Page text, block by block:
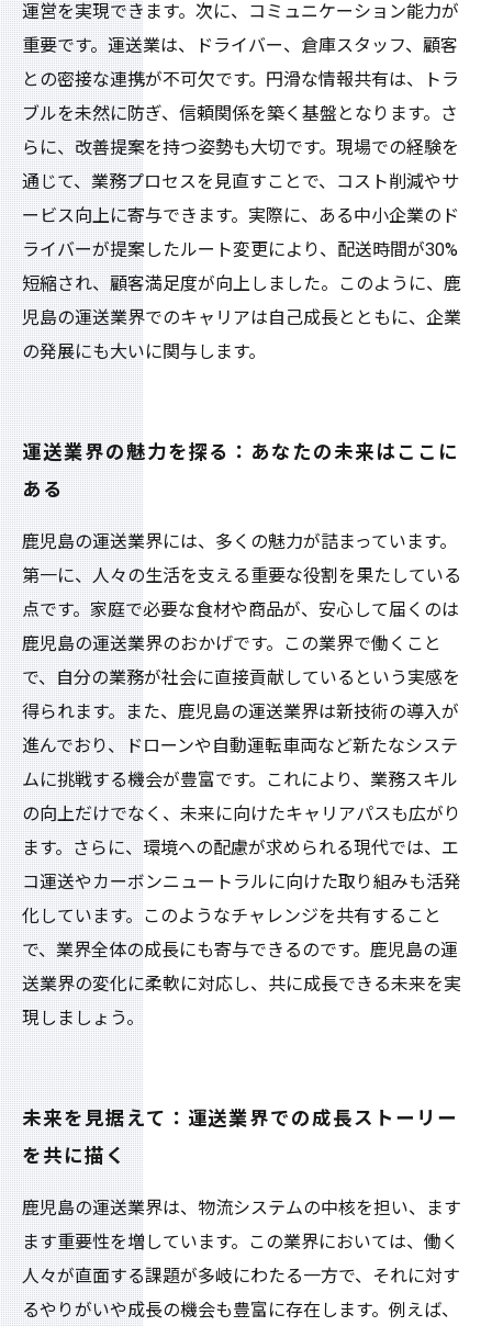
運営を実現できます。次に、コミュニケーション能力が
重要です。運送業は、ドライバー、倉庫スタッフ、顧客
との密接な連携が不可欠です。円滑な情報共有は、トラ
ブルを未然に防ぎ、信頼関係を築く基盤となります。さ
らに、改善提案を持つ姿勢も大切です。現場での経験を
通じて、業務プロセスを見直すことで、コスト削減やサ
ービス向上に寄与できます。実際に、ある中小企業のド
ライバーが提案したルート変更により、配送時間が30%
短縮され、顧客満足度が向上しました。このように、鹿
児島の運送業界でのキャリアは自己成長とともに、企業
の発展にも大いに関与します。
運送業界の魅力を探る：あなたの未来はここに
ある
鹿児島の運送業界には、多くの魅力が詰まっています。
第一に、人々の生活を支える重要な役割を果たしている
点です。家庭で必要な食材や商品が、安心して届くのは
鹿児島の運送業界のおかげです。この業界で働くこと
で、自分の業務が社会に直接貢献しているという実感を
得られます。また、鹿児島の運送業界は新技術の導入が
進んでおり、ドローンや自動運転車両など新たなシステ
ムに挑戦する機会が豊富です。これにより、業務スキル
の向上だけでなく、未来に向けたキャリアパスも広がり
ます。さらに、環境への配慮が求められる現代では、エ
コ運送やカーボンニュートラルに向けた取り組みも活発
化しています。このようなチャレンジを共有すること
で、業界全体の成長にも寄与できるのです。鹿児島の運
送業界の変化に柔軟に対応し、共に成長できる未来を実
現しましょう。
未来を見据えて：運送業界での成長ストーリー
を共に描く
鹿児島の運送業界は、物流システムの中核を担い、ます
ます重要性を増しています。この業界においては、働く
人々が直面する課題が多岐にわたる一方で、それに対す
るやりがいや成長の機会も豊富に存在します。例えば、